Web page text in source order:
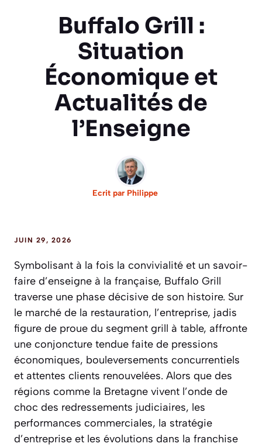
Buffalo Grill :
Situation
Économique et
Actualités de
l’Enseigne
Ecrit par Philippe
JUIN 29, 2026
Symbolisant à la fois la convivialité et un savoir-
faire d’enseigne à la française, Buffalo Grill
traverse une phase décisive de son histoire. Sur
le marché de la restauration, l’entreprise, jadis
figure de proue du segment grill à table, affronte
une conjoncture tendue faite de pressions
économiques, bouleversements concurrentiels
et attentes clients renouvelées. Alors que des
régions comme la Bretagne vivent l’onde de
choc des redressements judiciaires, les
performances commerciales, la stratégie
d’entreprise et les évolutions dans la franchise